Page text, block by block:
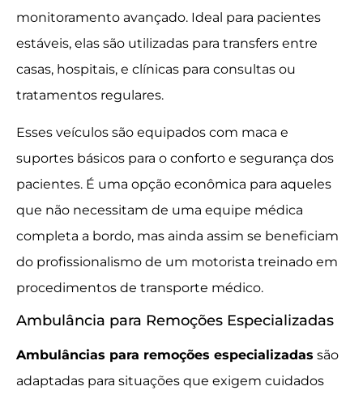
monitoramento avançado. Ideal para pacientes
estáveis, elas são utilizadas para transfers entre
casas, hospitais, e clínicas para consultas ou
tratamentos regulares.
Esses veículos são equipados com maca e
suportes básicos para o conforto e segurança dos
pacientes. É uma opção econômica para aqueles
que não necessitam de uma equipe médica
completa a bordo, mas ainda assim se beneficiam
do profissionalismo de um motorista treinado em
procedimentos de transporte médico.
Ambulância para Remoções Especializadas
Ambulâncias para remoções especializadas são
adaptadas para situações que exigem cuidados